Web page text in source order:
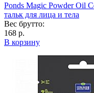
Ponds Magic Powder Oil
тальк для лица и тела
Вес брутто:
168 р.
В корзину